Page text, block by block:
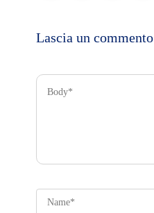
Lascia un commento